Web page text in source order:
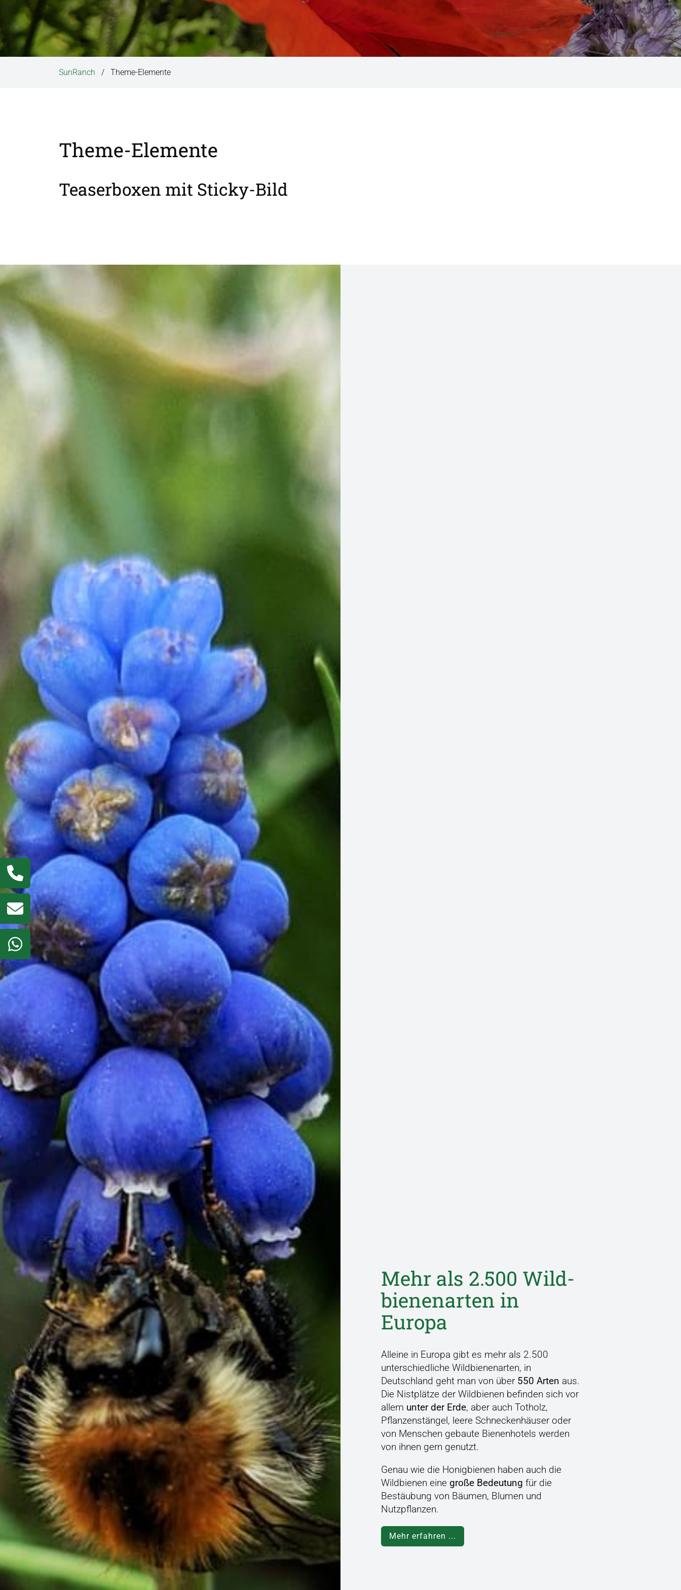
g
e
n
SunRanch Theme-Elemente
Theme-Elemente
Teaserboxen mit Sticky-Bild
Mehr als 2.500 Wild­
bienen­arten in
Europa
Alleine in Europa gibt es mehr als 2.500
unterschiedliche Wildbienenarten, in
Deutschland geht man von über 550 Arten aus.
Die Nistplätze der Wildbienen befinden sich vor
allem unter der Erde, aber auch Totholz,
Pflanzenstängel, leere Schneckenhäuser oder
von Menschen gebaute Bienenhotels werden
von ihnen gern genutzt.
Genau wie die Honigbienen haben auch die
Wildbienen eine große Bedeutung für die
Bestäubung von Bäumen, Blumen und
Nutzpflanzen.
Mehr erfahren ...